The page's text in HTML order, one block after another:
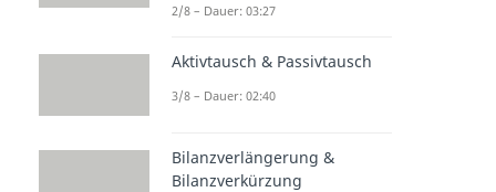
2/8 – Dauer: 03:27
Aktivtausch & Passivtausch
3/8 – Dauer: 02:40
Bilanzverlängerung &
Bilanzverkürzung